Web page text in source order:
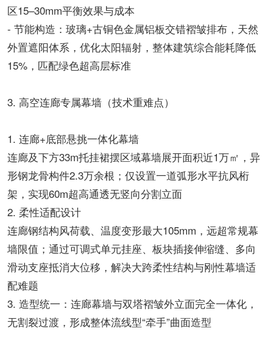
区15–30mm平衡效果与成本
- 节能构造：玻璃+古铜色金属铝板交错褶皱排布，天然
外置遮阳体系，优化太阳辐射，整体建筑综合能耗降低
15%，匹配绿色超高层标准
3. 高空连廊专属幕墙（技术重难点）
1. 连廊+底部悬挑一体化幕墙
连廊及下方33m托挂裙摆区域幕墙展开面积近1万㎡，异
形钢龙骨构件2.3万余根；仅设置一道弧形水平抗风桁
架，实现60m超高通透无竖向分割立面
2. 柔性适配设计
连廊钢结构风荷载、温度变形最大105mm，远超常规幕
墙限值；通过可调式单元挂座、板块插接伸缩缝、多向
滑动支座抵消大位移，解决大跨柔性结构与刚性幕墙适
配难题
3. 造型统一：连廊幕墙与双塔褶皱外立面完全一体化，
无割裂过渡，形成整体流线型“牵手”曲面造型